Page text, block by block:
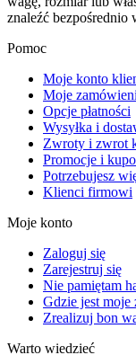
znaleźć bezpośrednio
Pomoc
Moje konto
Moje
Opcje płatności
Wysyłka i
Zwroty i zwrot
Promocje i
Potrzebujesz
Klienci firmowi
Moje konto
Zaloguj się
Zarejestruj się
Nie pamiętam
Gdzie jest moje
Zrealizuj bon
Warto wiedzieć